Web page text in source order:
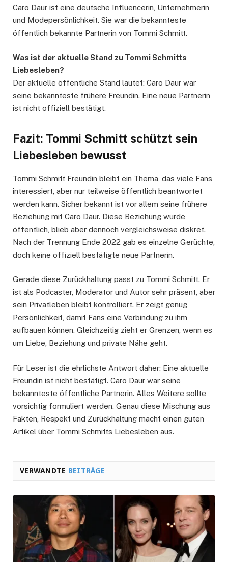
Caro Daur ist eine deutsche Influencerin, Unternehmerin
und Modepersönlichkeit. Sie war die bekannteste
öffentlich bekannte Partnerin von Tommi Schmitt.
Was ist der aktuelle Stand zu Tommi Schmitts
Liebesleben?
Der aktuelle öffentliche Stand lautet: Caro Daur war
seine bekannteste frühere Freundin. Eine neue Partnerin
ist nicht offiziell bestätigt.
Fazit: Tommi Schmitt schützt sein
Liebesleben bewusst
Tommi Schmitt Freundin bleibt ein Thema, das viele Fans
interessiert, aber nur teilweise öffentlich beantwortet
werden kann. Sicher bekannt ist vor allem seine frühere
Beziehung mit Caro Daur. Diese Beziehung wurde
öffentlich, blieb aber dennoch vergleichsweise diskret.
Nach der Trennung Ende 2022 gab es einzelne Gerüchte,
doch keine offiziell bestätigte neue Partnerin.
Gerade diese Zurückhaltung passt zu Tommi Schmitt. Er
ist als Podcaster, Moderator und Autor sehr präsent, aber
sein Privatleben bleibt kontrolliert. Er zeigt genug
Persönlichkeit, damit Fans eine Verbindung zu ihm
aufbauen können. Gleichzeitig zieht er Grenzen, wenn es
um Liebe, Beziehung und private Nähe geht.
Für Leser ist die ehrlichste Antwort daher: Eine aktuelle
Freundin ist nicht bestätigt. Caro Daur war seine
bekannteste öffentliche Partnerin. Alles Weitere sollte
vorsichtig formuliert werden. Genau diese Mischung aus
Fakten, Respekt und Zurückhaltung macht einen guten
Artikel über Tommi Schmitts Liebesleben aus.
VERWANDTE BEITRÄGE